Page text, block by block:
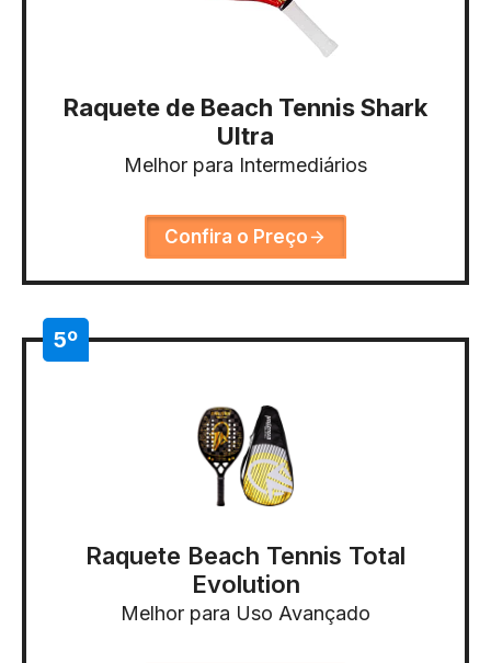
Raquete de Beach Tennis Shark
Ultra
Melhor para Intermediários
Confira o Preço
5º
Raquete Beach Tennis Total
Evolution
Melhor para Uso Avançado